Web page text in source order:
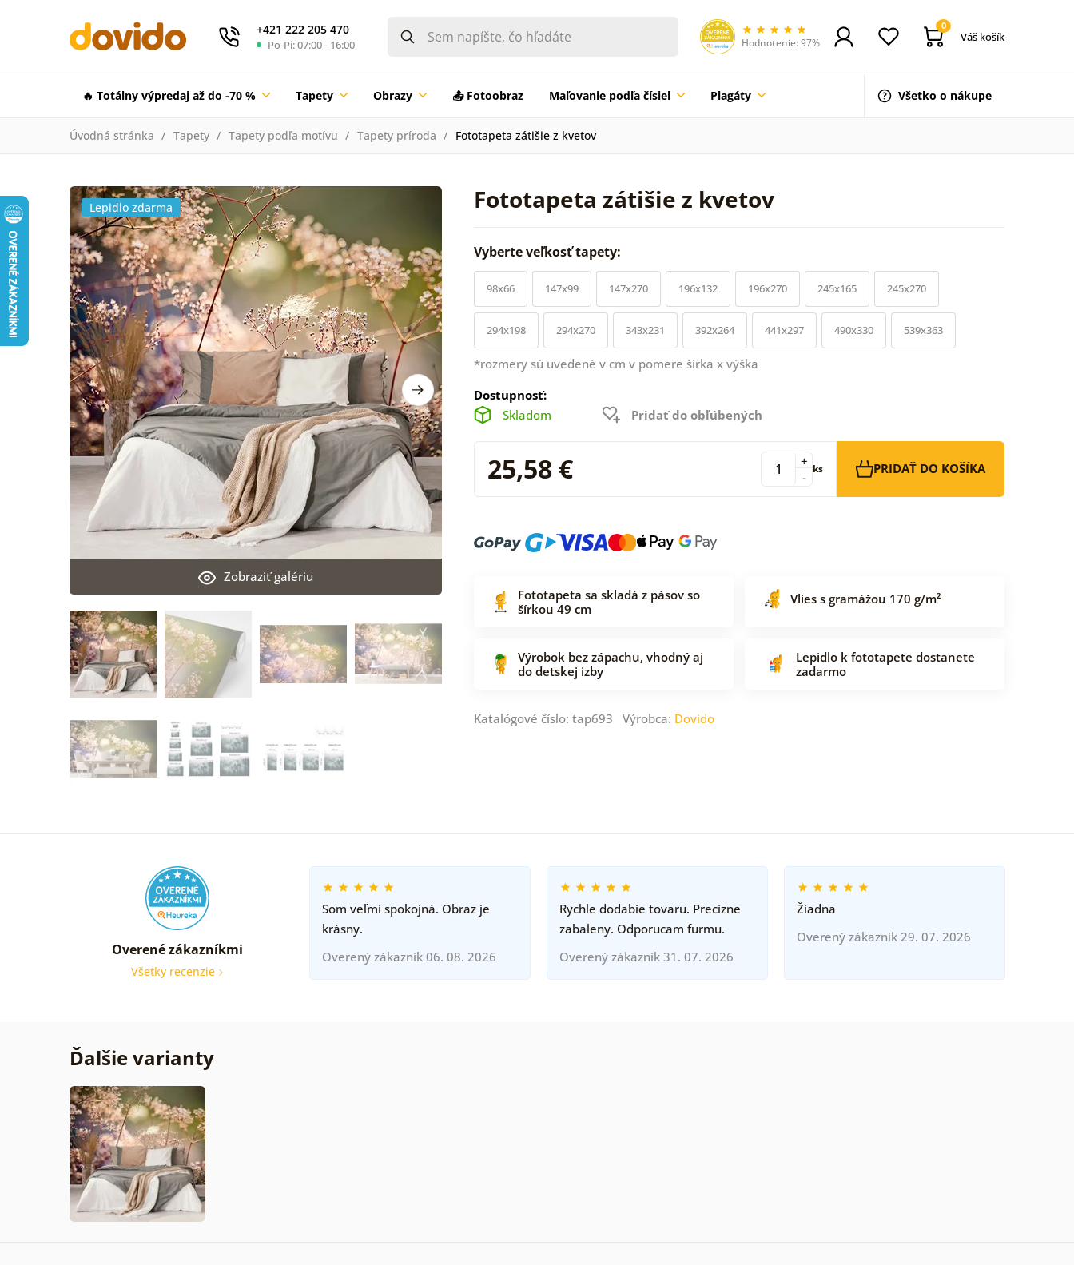
+421 222 205 470
Po-Pi: 07:00 - 16:00 Hodnotenie: 97%
0
Váš košík
🔥 Totálny výpredaj až do -70 % Tapety Obrazy 📤 Fotoobraz Maľovanie podľa čísiel Plagáty Všetko o nákupe
Úvodná stránka Tapety Tapety podľa motívu Tapety príroda Fototapeta zátišie z kvetov
Fototapeta zátišie z kvetov
Zobraziť galériu
Lepidlo zdarma
Vyberte veľkosť tapety:
98x66 147x99 147x270 196x132 196x270 245x165 245x270
294x198 294x270 343x231 392x264 441x297 490x330 539x363
*rozmery sú uvedené v cm v pomere šírka x výška
Dostupnosť:
Skladom
Pridať do obľúbených
25,58 € -
+ ks PRIDAŤ DO KOŠÍKA
Fototapeta sa skladá z pásov so
šírkou 49 cm
Vlies s gramážou 170 g/m²
Výrobok bez zápachu, vhodný aj
do detskej izby
Lepidlo k fototapete dostanete
zadarmo
Katalógové číslo: tap693 Výrobca: Dovido
Overené zákazníkmi
Všetky recenzie
Som veľmi spokojná. Obraz je
krásny.
Overený zákazník 06. 08. 2026
Rychle dodabie tovaru. Precizne
zabaleny. Odporucam furmu.
Overený zákazník 31. 07. 2026
Žiadna
Overený zákazník 29. 07. 2026
Ďalšie varianty